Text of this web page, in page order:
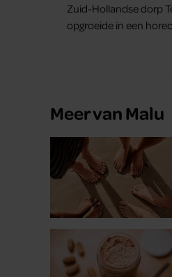
Zuid-Hollandse dorp
opgroeide in een
Meer van Malu